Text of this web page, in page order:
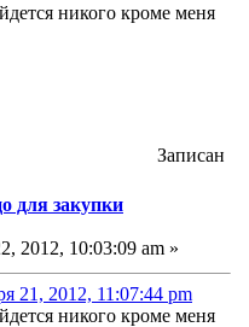
никого кроме меня
Записан
для закупки
2012, 10:03:09 am »
21, 2012, 11:07:44 pm
никого кроме меня